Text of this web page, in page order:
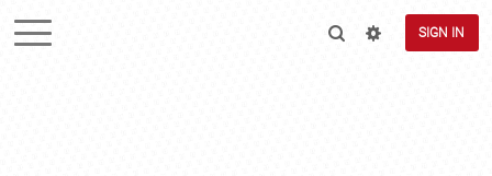
SIGN IN